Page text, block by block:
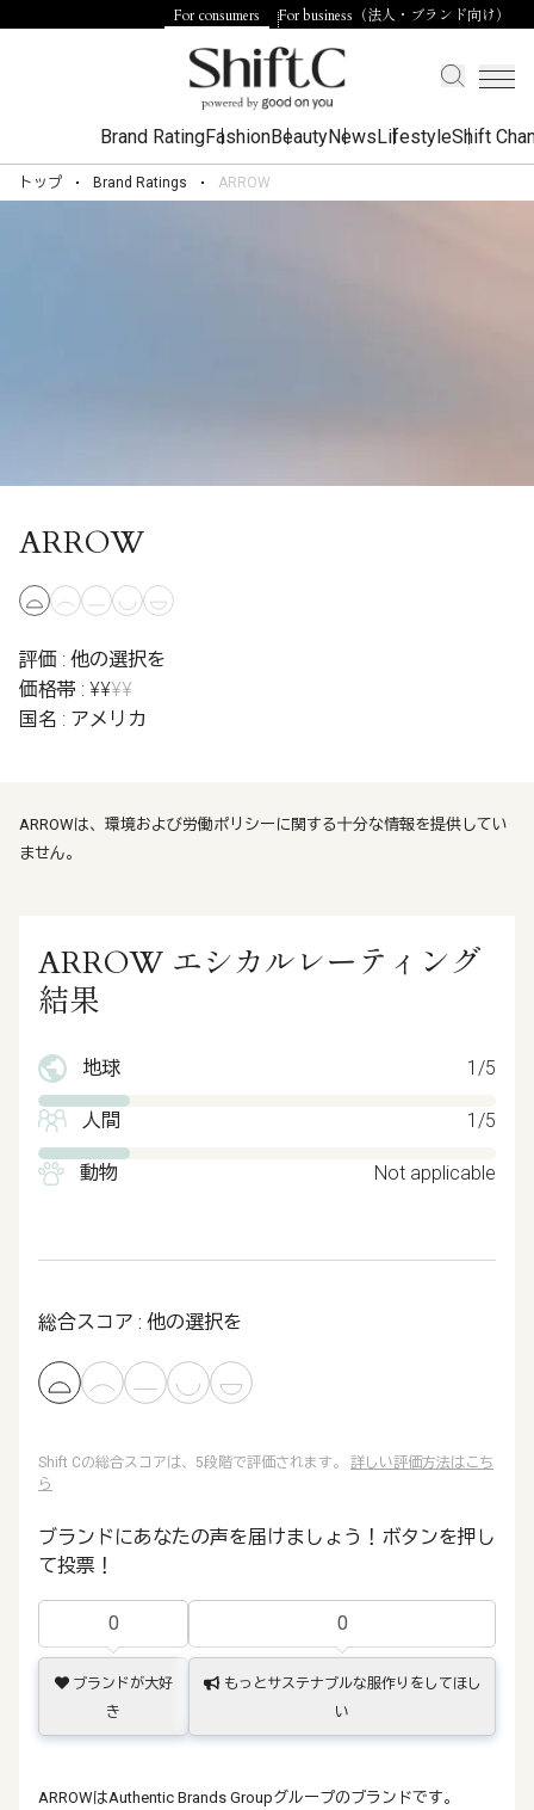
For consumers For business（法人・ブランド向け）
Brand RatingFashionBeautyNewsLifestyleShift
トップ Brand Ratings ARROW
ARROW
評価 : 他の選択を
価格帯 : ¥¥¥¥
国名 : アメリカ
ARROWは、環境および労働ポリシーに関する十分な情報を提供してい
ません。
ARROW エシカルレーティング
結果
地球 1/5
人間 1/5
動物 Not applicable
総合スコア : 他の選択を
Shift Cの総合スコアは、5段階で評価されます。 詳しい評価方法はこち
ら
ブランドにあなたの声を届けましょう！ボタンを押し
て投票！
0
ブランドが大好
き
0
もっとサステナブルな服作りをしてほし
い
ARROWはAuthentic Brands Groupグループのブランドです。